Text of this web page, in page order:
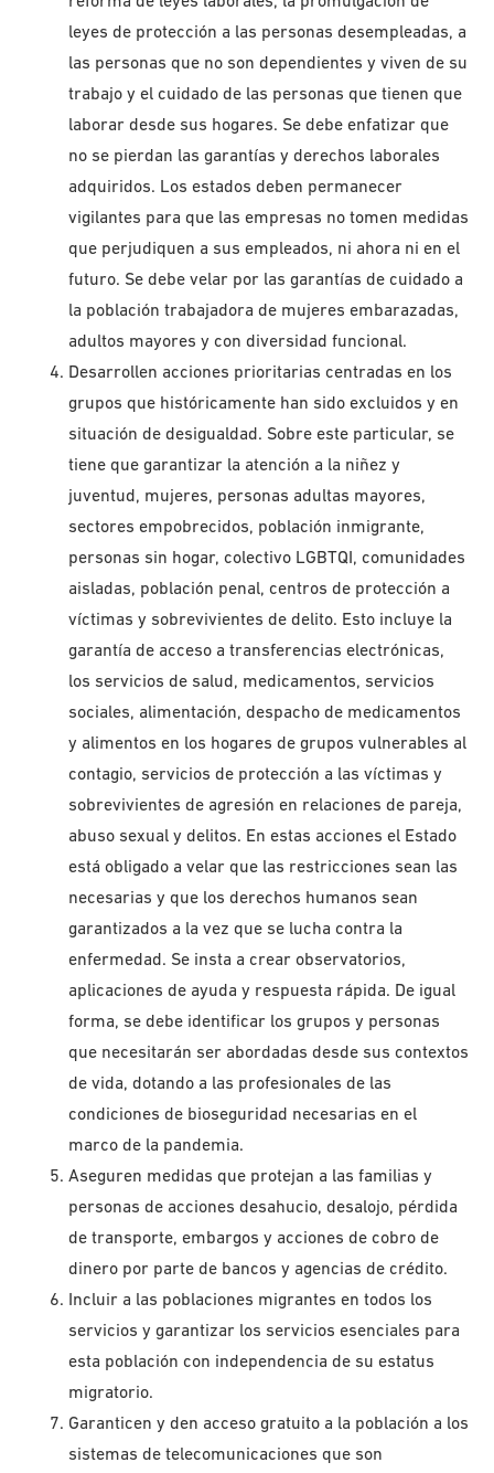
leyes de protección a las personas desempleadas, a
las personas que no son dependientes y viven de su
trabajo y el cuidado de las personas que tienen que
laborar desde sus hogares. Se debe enfatizar que
no se pierdan las garantías y derechos laborales
adquiridos. Los estados deben permanecer
vigilantes para que las empresas no tomen medidas
que perjudiquen a sus empleados, ni ahora ni en el
futuro. Se debe velar por las garantías de cuidado a
la población trabajadora de mujeres embarazadas,
adultos mayores y con diversidad funcional.
Desarrollen acciones prioritarias centradas en los
grupos que históricamente han sido excluidos y en
situación de desigualdad. Sobre este particular, se
tiene que garantizar la atención a la niñez y
juventud, mujeres, personas adultas mayores,
sectores empobrecidos, población inmigrante,
personas sin hogar, colectivo LGBTQI, comunidades
aisladas, población penal, centros de protección a
víctimas y sobrevivientes de delito. Esto incluye la
garantía de acceso a transferencias electrónicas,
los servicios de salud, medicamentos, servicios
sociales, alimentación, despacho de medicamentos
y alimentos en los hogares de grupos vulnerables al
contagio, servicios de protección a las víctimas y
sobrevivientes de agresión en relaciones de pareja,
abuso sexual y delitos. En estas acciones el Estado
está obligado a velar que las restricciones sean las
necesarias y que los derechos humanos sean
garantizados a la vez que se lucha contra la
enfermedad. Se insta a crear observatorios,
aplicaciones de ayuda y respuesta rápida. De igual
forma, se debe identificar los grupos y personas
que necesitarán ser abordadas desde sus contextos
de vida, dotando a las profesionales de las
condiciones de bioseguridad necesarias en el
marco de la pandemia.
Aseguren medidas que protejan a las familias y
personas de acciones desahucio, desalojo, pérdida
de transporte, embargos y acciones de cobro de
dinero por parte de bancos y agencias de crédito.
Incluir a las poblaciones migrantes en todos los
servicios y garantizar los servicios esenciales para
esta población con independencia de su estatus
migratorio.
Garanticen y den acceso gratuito a la población a los
sistemas de telecomunicaciones que son